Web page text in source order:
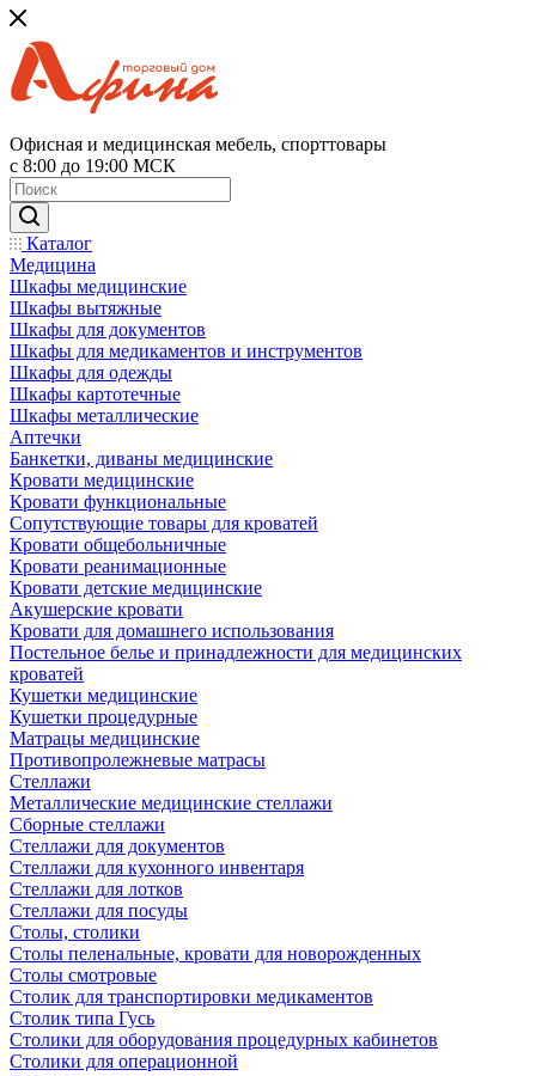
Офисная и медицинская мебель, спорттовары
с 8:00 до 19:00 МСК
Каталог
Медицина
Шкафы медицинские
Шкафы вытяжные
Шкафы для документов
Шкафы для медикаментов и инструментов
Шкафы для одежды
Шкафы картотечные
Шкафы металлические
Аптечки
Банкетки, диваны медицинские
Кровати медицинские
Кровати функциональные
Сопутствующие товары для кроватей
Кровати общебольничные
Кровати реанимационные
Кровати детские медицинские
Акушерские кровати
Кровати для домашнего использования
Постельное белье и принадлежности для медицинских
кроватей
Кушетки медицинские
Кушетки процедурные
Матрацы медицинские
Противопролежневые матрасы
Стеллажи
Металлические медицинские стеллажи
Сборные стеллажи
Стеллажи для документов
Стеллажи для кухонного инвентаря
Стеллажи для лотков
Стеллажи для посуды
Столы, столики
Столы пеленальные, кровати для новорожденных
Столы смотровые
Столик для транспортировки медикаментов
Столик типа Гусь
Столики для оборудования процедурных кабинетов
Столики для операционной